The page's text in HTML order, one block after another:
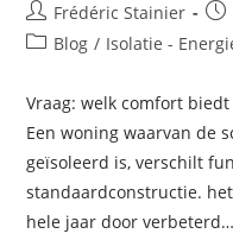
Frédéric Stainier
Blog / Isolatie -
Vraag: welk comfort
Een woning waarvan de
geïsoleerd is, verschilt
standaardconstructie.
hele jaar door verbeterd…